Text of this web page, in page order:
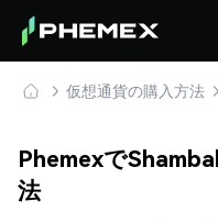
仮想通貨の購入方法
Phemexで
法